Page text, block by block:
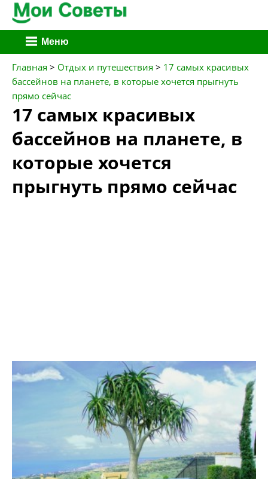
Перейти
к
содержимому
Меню
Главная > Отдых и путешествия > 17 самых красивых
бассейнов на планете, в которые хочется прыгнуть
прямо сейчас
17 самых красивых
бассейнов на планете, в
которые хочется
прыгнуть прямо сейчас